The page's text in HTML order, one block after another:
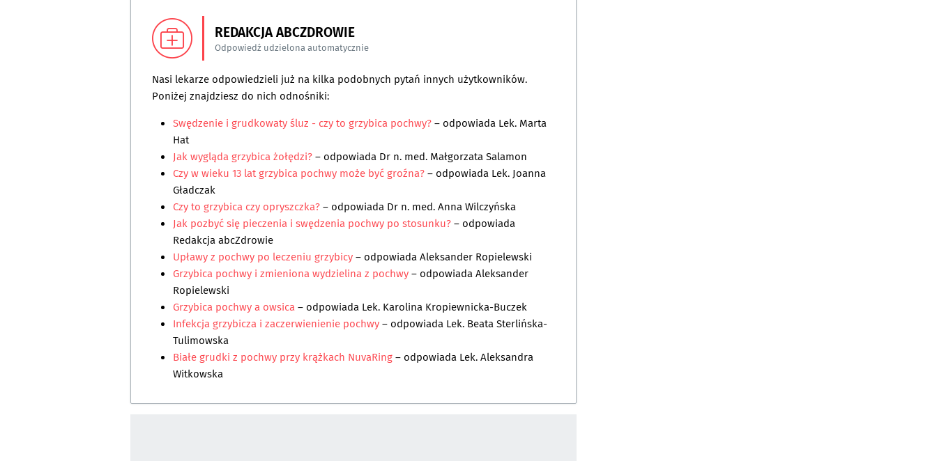
REDAKCJA ABCZDROWIE
Odpowiedź udzielona automatycznie
Nasi lekarze odpowiedzieli już na kilka podobnych pytań innych użytkowników.
Poniżej znajdziesz do nich odnośniki:
Swędzenie i grudkowaty śluz - czy to grzybica pochwy?– odpowiada Lek. Marta
Hat
Jak wygląda grzybica żołędzi?– odpowiada Dr n. med. Małgorzata Salamon
Czy w wieku 13 lat grzybica pochwy może być groźna?– odpowiada Lek. Joanna
Gładczak
Czy to grzybica czy opryszczka?– odpowiada Dr n. med. Anna Wilczyńska
Jak pozbyć się pieczenia i swędzenia pochwy po stosunku?– odpowiada
Redakcja abcZdrowie
Upławy z pochwy po leczeniu grzybicy– odpowiadaAleksander Ropielewski
Grzybica pochwy i zmieniona wydzielina z pochwy– odpowiadaAleksander
Ropielewski
Grzybica pochwy a owsica– odpowiada Lek. Karolina Kropiewnicka-Buczek
Infekcja grzybicza i zaczerwienienie pochwy– odpowiada Lek. Beata Sterlińska-
Tulimowska
Białe grudki z pochwy przy krążkach NuvaRing– odpowiada Lek. Aleksandra
Witkowska